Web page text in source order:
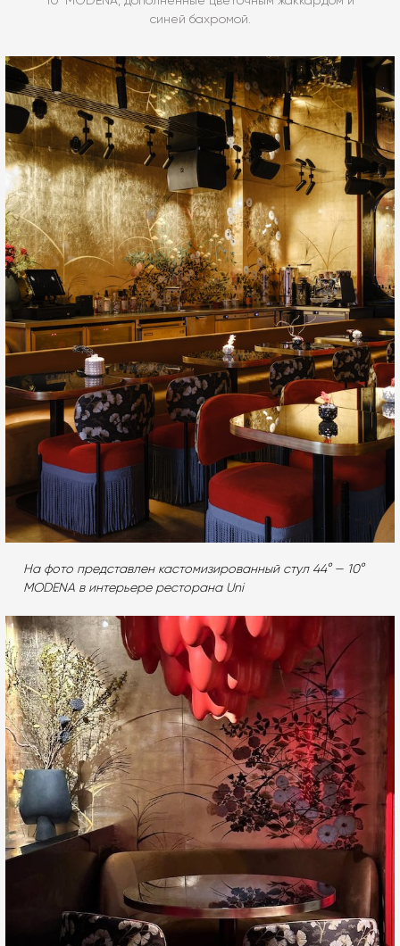
синей бахромой.
На фото представлен кастомизированный стул 44° — 10°
MODENA в интерьере ресторана Uni